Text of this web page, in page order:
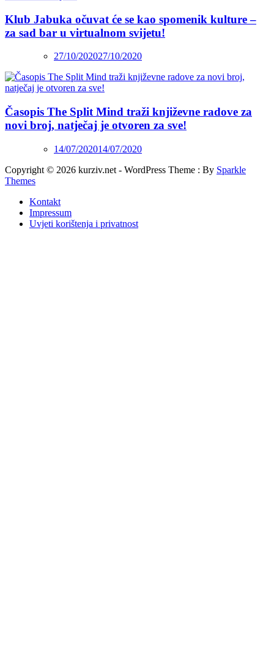
Klub Jabuka očuvat će se kao spomenik kulture –
za sad bar u virtualnom svijetu!
27/10/202027/10/2020
Časopis The Split Mind traži književne radove za
novi broj, natječaj je otvoren za sve!
14/07/202014/07/2020
Copyright © 2026 kurziv.net - WordPress Theme : By Sparkle
Themes
Kontakt
Impressum
Uvjeti korištenja i privatnost